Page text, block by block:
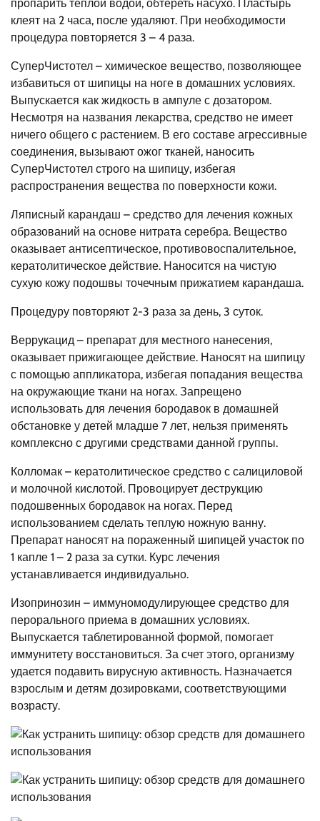
пропарить теплой водой, обтереть насухо. Пластырь
клеят на 2 часа, после удаляют. При необходимости
процедура повторяется 3 – 4 раза.
СуперЧистотел – химическое вещество, позволяющее
избавиться от шипицы на ноге в домашних условиях.
Выпускается как жидкость в ампуле с дозатором.
Несмотря на названия лекарства, средство не имеет
ничего общего с растением. В его составе агрессивные
соединения, вызывают ожог тканей, наносить
СуперЧистотел строго на шипицу, избегая
распространения вещества по поверхности кожи.
Ляписный карандаш – средство для лечения кожных
образований на основе нитрата серебра. Вещество
оказывает антисептическое, противовоспалительное,
кератолитическое действие. Наносится на чистую
сухую кожу подошвы точечным прижатием карандаша.
Процедуру повторяют 2-3 раза за день, 3 суток.
Веррукацид – препарат для местного нанесения,
оказывает прижигающее действие. Наносят на шипицу
с помощью аппликатора, избегая попадания вещества
на окружающие ткани на ногах. Запрещено
использовать для лечения бородавок в домашней
обстановке у детей младше 7 лет, нельзя применять
комплексно с другими средствами данной группы.
Колломак – кератолитическое средство с салициловой
и молочной кислотой. Провоцирует деструкцию
подошвенных бородавок на ногах. Перед
использованием сделать теплую ножную ванну.
Препарат наносят на пораженный шипицей участок по
1 капле 1 – 2 раза за сутки. Курс лечения
устанавливается индивидуально.
Изопринозин – иммуномодулирующее средство для
перорального приема в домашних условиях.
Выпускается таблетированной формой, помогает
иммунитету восстановиться. За счет этого, организму
удается подавить вирусную активность. Назначается
взрослым и детям дозировками, соответствующими
возрасту.